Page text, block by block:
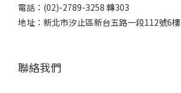
電話：(02)-2789-3258 轉303
地址：新北市汐止區新台五路一段112號6樓
聯絡我們